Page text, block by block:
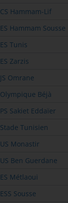
CS Hammam-Lif
ES Hammam Sousse
ES Tunis
ES Zarzis
JS Omrane
Olympique Béjà
PS Sakiet Eddaïer
Stade Tunisien
US Monastir
US Ben Guerdane
ES Métlaoui
ESS Sousse